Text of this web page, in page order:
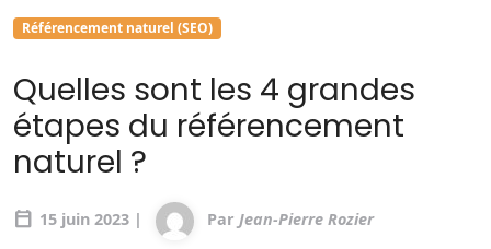
Référencement naturel (SEO)
Quelles sont les 4 grandes
étapes du référencement
naturel ?
calendar_today 15 juin 2023 | Par Jean-Pierre Rozier